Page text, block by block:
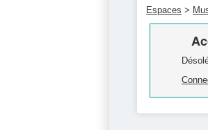
Espaces >